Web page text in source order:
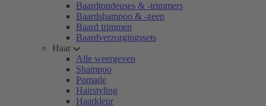
Baardtondeuses & -trimmers
Baardshampoo & -zeep
Baard trimmen
Baardverzorgingssets
Haar
Alle weergeven
Shampoo
Pomade
Hairstyling
Haarkleur